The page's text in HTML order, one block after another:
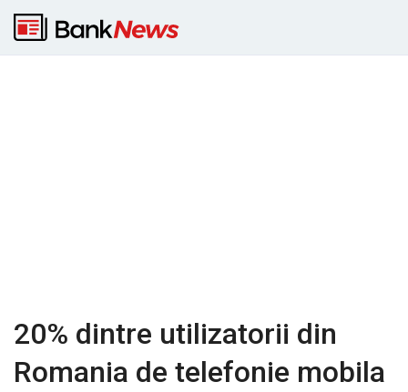
20% dintre utilizatorii din
Romania de telefonie mobila